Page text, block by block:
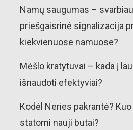
Namų saugumas –
priešgaisrinė signalizacija
kiekvienuose namuose?
Mėšlo kratytuvai – kada į
išnaudoti efektyviai?
Kodėl Neries pakrantė?
statomi nauji butai?